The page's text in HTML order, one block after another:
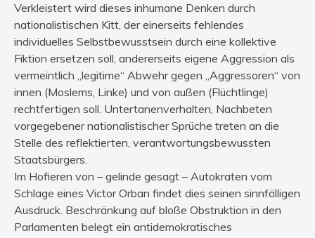
Verkleistert wird dieses inhumane Denken durch
nationalistischen Kitt, der einerseits fehlendes
individuelles Selbstbewusstsein durch eine kollektive
Fiktion ersetzen soll, andererseits eigene Aggression als
vermeintlich „legitime“ Abwehr gegen „Aggressoren“ von
innen (Moslems, Linke) und von außen (Flüchtlinge)
rechtfertigen soll. Untertanenverhalten, Nachbeten
vorgegebener nationalistischer Sprüche treten an die
Stelle des reflektierten, verantwortungsbewussten
Staatsbürgers.
Im Hofieren von – gelinde gesagt – Autokraten vom
Schlage eines Victor Orban findet dies seinen sinnfälligen
Ausdruck. Beschränkung auf bloße Obstruktion in den
Parlamenten belegt ein antidemokratisches